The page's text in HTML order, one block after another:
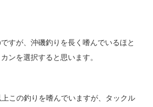
すが、沖磯釣りを長く嗜んでいるほと
ンを選択すると思います。
この釣りを嗜んでいますが、タックル